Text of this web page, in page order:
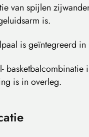
van spijlen
is.
is geïntegreerd
is in overleg.